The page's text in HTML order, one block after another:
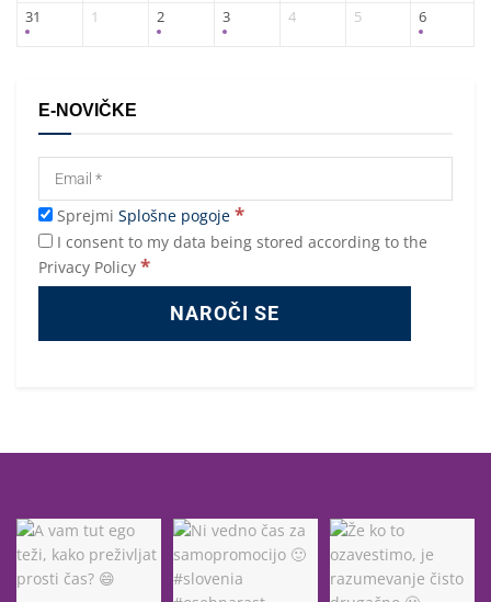
31 1 2 3 4 5 6
E-NOVIČKE
Sprejmi Splošne pogoje *
I consent to my data being stored according to the
Privacy Policy *